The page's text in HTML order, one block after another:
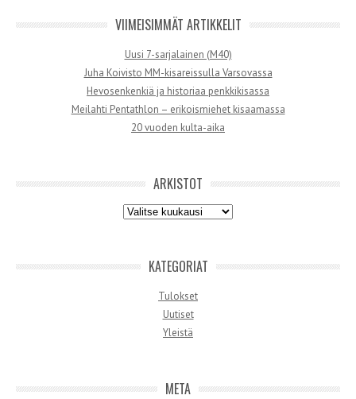
VIIMEISIMMÄT ARTIKKELIT
Uusi 7-sarjalainen (M40)
Juha Koivisto MM-kisareissulla Varsovassa
Hevosenkenkiä ja historiaa penkkikisassa
Meilahti Pentathlon – erikoismiehet kisaamassa
20 vuoden kulta-aika
ARKISTOT
Arkistot
KATEGORIAT
Tulokset
Uutiset
Yleistä
META